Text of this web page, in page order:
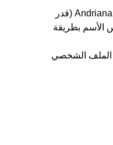
Andriana هو اسم فتاة. أصل الأسم هو يونان على موقعنا 8 الأشخاص بأسم Andriana (قدر
الناس الأسم بطريقة
الملف الشخصي